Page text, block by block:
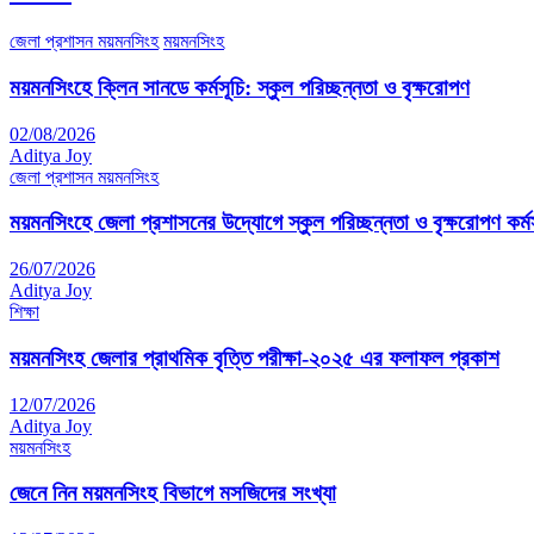
জেলা প্রশাসন ময়মনসিংহ ময়মনসিংহ
ময়মনসিংহে ক্লিন সানডে কর্মসূচি: স্কুল পরিচ্ছন্নতা ও বৃক্ষরোপণ
02/08/2026
Aditya Joy
জেলা প্রশাসন ময়মনসিংহ
ময়মনসিংহে জেলা প্রশাসনের উদ্যোগে স্কুল পরিচ্ছন্নতা ও বৃক্ষরোপণ
26/07/2026
Aditya Joy
শিক্ষা
ময়মনসিংহ জেলার প্রাথমিক বৃত্তি পরীক্ষা-২০২৫ এর ফলাফল প্রকাশ
12/07/2026
Aditya Joy
ময়মনসিংহ
জেনে নিন ময়মনসিংহ বিভাগে মসজিদের সংখ্যা